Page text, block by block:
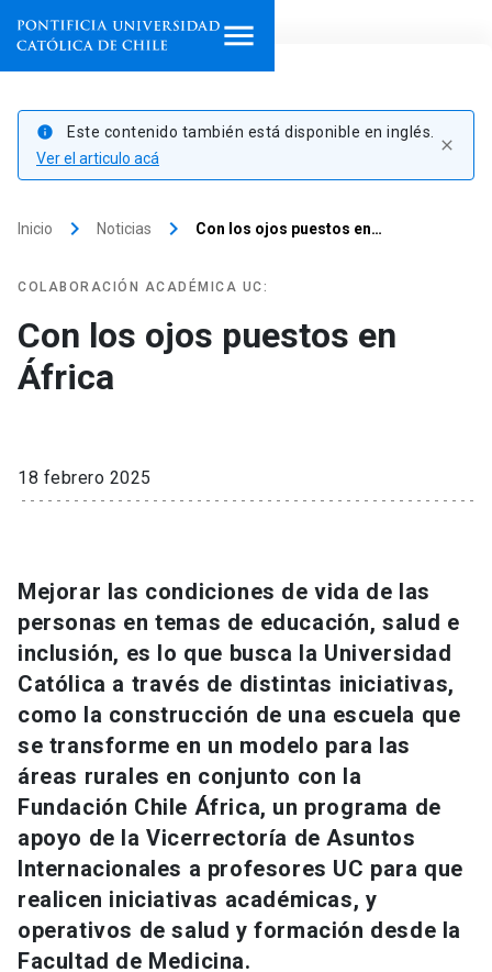
Programas de estudio
institutos
Investigación
Internacionalización launch
Futuros estudiantes
Estudiantes
Académicos
Personal
Alumni launch
Padres y familia
Vecinos launch
Go to english site launch
ACCESOS DIRECTOS
Admisión launch
Correo UC launch
Mi Portal UC launch
Donaciones launch
info
Este contenido también está disponible en inglés.
Ver el articulo acá
close
Inicio keyboard_arrow_right Noticias keyboard_arrow_right Con los ojos puestos en…
COLABORACIÓN ACADÉMICA UC:
Con los ojos puestos en
África
18 febrero 2025
Mejorar las condiciones de vida de las
personas en temas de educación, salud e
inclusión, es lo que busca la Universidad
Católica a través de distintas iniciativas,
como la construcción de una escuela que
se transforme en un modelo para las
áreas rurales en conjunto con la
Fundación Chile África, un programa de
apoyo de la Vicerrectoría de Asuntos
Internacionales a profesores UC para que
realicen iniciativas académicas, y
operativos de salud y formación desde la
Facultad de Medicina.